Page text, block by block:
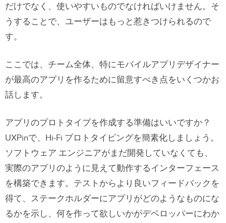
だけでなく、使いやすいものでなければいけません。そ
うすることで、ユーザーはもっと惹きつけられるので
す。
ここでは、チーム全体、特にモバイルアプリデザイナー
が最高のアプリを作るために留意すべき点をいくつかお
話します。
アプリのプロトタイプを作成する準備はいいですか？
UXPinで、Hi-Fi プロトタイピングを簡素化しましょう。
ソフトウェア エンジニアがまだ開発していなくても、
実際のアプリのように見えて動作するインターフェース
を構築できます。テストからより良いフィードバックを
得て、ステークホルダーにアプリがどのようなものにな
るかを示し、何を作って欲しいかがデベロッパーにわか